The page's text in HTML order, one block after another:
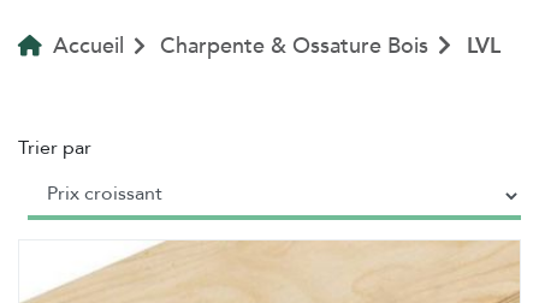
Accueil Charpente & Ossature Bois LVL
Trier par